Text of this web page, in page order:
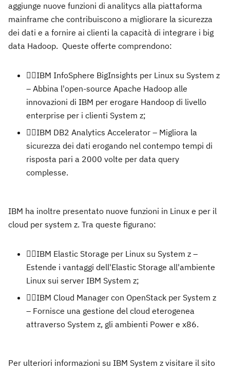
aggiunge nuove funzioni di analitycs alla piattaforma
mainframe che contribuiscono a migliorare la sicurezza
dei dati e a fornire ai clienti la capacità di integrare i big
data Hadoop. Queste offerte comprendono:
IBM InfoSphere BigInsights per Linux su System z
– Abbina l'open-source Apache Hadoop alle
innovazioni di IBM per erogare Handoop di livello
enterprise per i clienti System z;
IBM DB2 Analytics Accelerator – Migliora la
sicurezza dei dati erogando nel contempo tempi di
risposta pari a 2000 volte per data query
complesse.
IBM ha inoltre presentato nuove funzioni in Linux e per il
cloud per system z. Tra queste figurano:
IBM Elastic Storage per Linux su System z –
Estende i vantaggi dell'Elastic Storage all'ambiente
Linux sui server IBM System z;
IBM Cloud Manager con OpenStack per System z
– Fornisce una gestione del cloud eterogenea
attraverso System z, gli ambienti Power e x86.
Per ulteriori informazioni su IBM System z visitare il sito